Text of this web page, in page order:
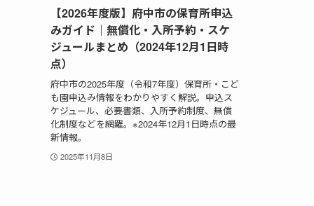
【2026年度版】府中市の保育所申込
みガイド｜無償化・入所予約・スケ
ジュールまとめ（2024年12月1日時
点）
府中市の2025年度（令和7年度）保育所・こど
も園申込み情報をわかりやすく解説。申込ス
ケジュール、必要書類、入所予約制度、無償
化制度などを網羅。※2024年12月1日時点の最
新情報。
2025年11月8日